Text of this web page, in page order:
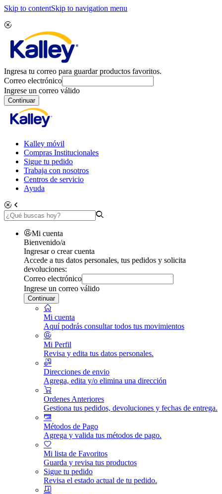
Skip to contentSkip to navigation menu
Ingresa tu correo para guardar productos favoritos.
Correo electrónico
Ingrese un correo válido
Continuar
Kalley móvil
Compras Institucionales
Sigue tu pedido
Trabaja con nosotros
Centros de servicio
Ayuda
Mi cuenta
Bienvenido/a
Ingresar o crear cuenta
Accede a tus datos personales, tus pedidos y solicita
devoluciones:
Correo electrónico
Ingrese un correo válido
Continuar
Mi cuenta
Aquí podrás consultar todos tus movimientos
Mi Perfil
Revisa y edita tus datos personales.
Direcciones de envio
Agrega, edita y/o elimina una dirección
Ordenes Anteriores
Gestiona tus pedidos, devoluciones y fechas de entrega.
Métodos de Pago
Agrega y valida tus métodos de pago.
Mi lista de Favoritos
Guarda y revisa tus productos
Sigue tu pedido
Revisa el estado actual de tu pedido.